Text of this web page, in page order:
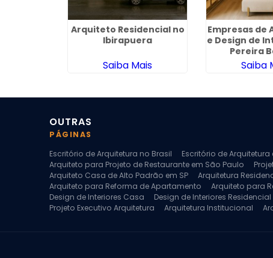
Arquiteto Residencial no
Ibirapuera
Saiba Mais
Empresas
e Design de
Pereira
Saiba
OUTRAS
PÁGINAS
Escritório de Arquitetura no Brasil
Escritório de
Arquiteto para Projeto de Restaurante em São Paulo
Arquiteto Casa de Alto Padrão em SP
Arquitetura
Arquiteto para Reforma de Apartamento
Arquiteto para
Design de Interiores Casa
Design de Interiores Residencial
Projeto Executivo Arquitetura
Arquitetura Institucional